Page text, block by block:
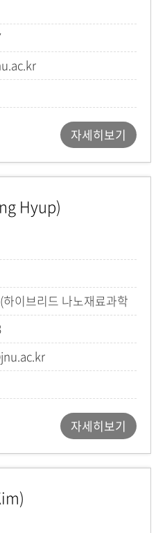
스케일모델링연구실)
자세히보기
Hyup)
이브리드 나노재료과학
자세히보기